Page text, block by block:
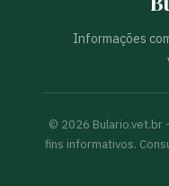
Informações
© 2026 Bulario.vet.br
fins informativos.